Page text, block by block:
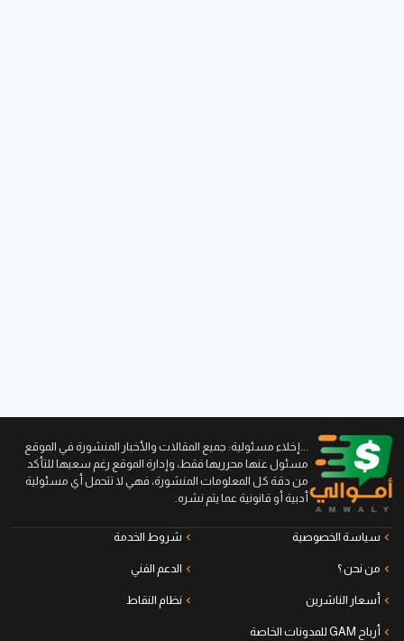
...إخلاء مسئولية: جميع المقالات والأخبار المنشورة في الموقع
مسئول عنها محرريها فقط، وإدارة الموقع رغم سعيها للتأكد
من دقة كل المعلومات المنشورة، فهي لا تتحمل أي مسئولية
أدبية أو قانونية عما يتم نشره.
سياسة الخصوصية شروط الخدمة
من نحن ؟ الدعم الفني
أسعار الناشرين نظام النقاط
أرباح GAM للمدونات الخاصة